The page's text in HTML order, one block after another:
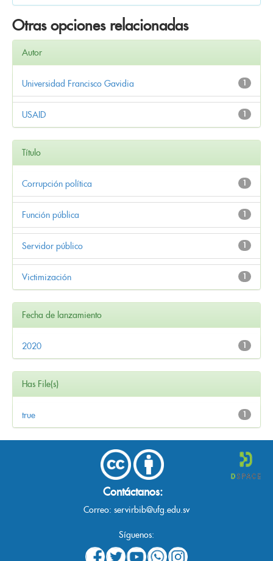
Otras opciones relacionadas
Autor
1
Universidad Francisco Gavidia
1
USAID
Título
1
Corrupción política
1
Función pública
1
Servidor público
1
Victimización
Fecha de lanzamiento
1
2020
Has File(s)
1
true
Contáctanos:
Correo: servirbib@ufg.edu.sv
Síguenos: